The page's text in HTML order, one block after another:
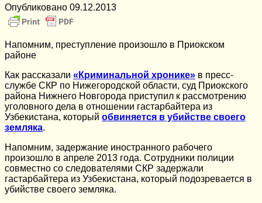
Опубликовано 09.12.2013
Напомним, преступление произошло в Приокском
районе
Как рассказали «Криминальной хронике» в пресс-
службе СКР по Нижегородской области, суд Приокского
района Нижнего Новгорода приступил к рассмотрению
уголовного дела в отношении гастарбайтера из
Узбекистана, который обвиняется в убийстве своего
земляка.
Напомним, задержание иностранного рабочего
произошло в апреле 2013 года. Сотрудники полиции
совместно со следователями СКР задержали
гастарбайтера из Узбекистана, который подозревается в
убийстве своего земляка.